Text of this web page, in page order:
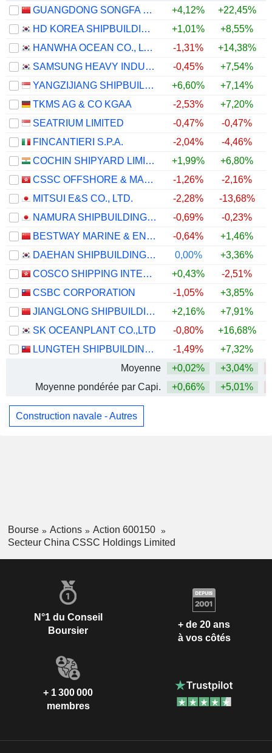
GUANGDONG SONGFA CERAMICS CO.,LTD.
+4,12% +22,45%
HD KOREA SHIPBUILDING & OFFSHORE ENGINEERING CO., LTD.
+1,01% +8,55%
HANWHA OCEAN CO., LTD.
-1,31% +14,38%
SAMSUNG HEAVY INDUSTRIES CO., LTD.
-0,45% +7,54%
YANGZIJIANG SHIPBUILDING (HOLDINGS) LTD.
+6,60% +7,14%
TKMS AG & CO KGAA
-2,53% +7,20%
SEATRIUM LIMITED
-0,47% -0,47%
FINCANTIERI S.P.A.
-2,04% -4,46%
COCHIN SHIPYARD LIMITED
+1,99% +6,80%
CSSC OFFSHORE & MARINE ENGINEERING (GROUP) COMPANY LIMITED
-1,26% -2,16%
MITSUI E&S CO., LTD.
-2,28% -13,68%
NAMURA SHIPBUILDING CO., LTD.
-0,69% -0,23%
BESTWAY MARINE & ENERGY TECHNOLOGY CO.,LTD
-0,64% +1,46%
DAEHAN SHIPBUILDING CO., LTD.
0,00% +3,36%
COSCO SHIPPING INTERNATIONAL (HONG KONG) CO., LTD.
+0,43% -2,51%
CSBC CORPORATION
-1,05% +3,85%
JIANGLONG SHIPBUILDING CO., LTD.
+2,16% +7,91%
SK OCEANPLANT CO.,LTD
-0,80% +16,68%
LUNGTEH SHIPBUILDING CO., LTD.
-1,49% +7,32%
Moyenne
+0,02% +3,04%
Moyenne pondérée par Capi.
+0,66% +5,01%
Construction navale - Autres
Bourse Actions
Action 600150
Secteur China CSSC Holdings Limited
N°1 du Conseil
Boursier
+ de 20 ans
à vos côtés
+ 1 300 000
membres